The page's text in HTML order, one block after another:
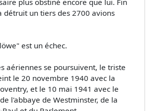
plus obstiné encore que lui. Fin
détruit un tiers des 2700 avions
est un échec.
aériennes se poursuivent, le triste
le 20 novembre 1940 avec la
et le 10 mai 1941 avec le
l'abbaye de Westminster, de la